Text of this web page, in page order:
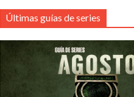
Últimas guías de series